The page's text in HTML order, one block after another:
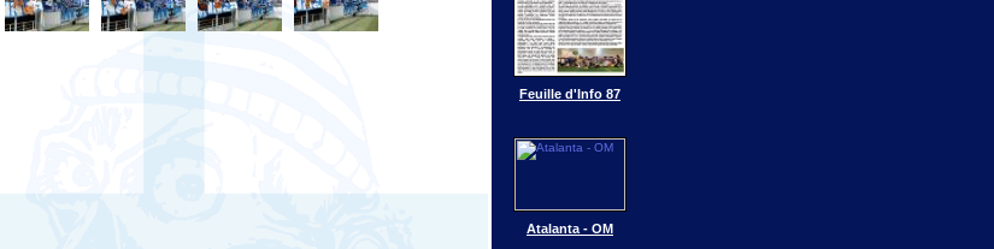
Feuille d'Info 87
Atalanta - OM